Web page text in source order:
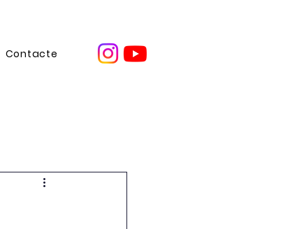
Contacte